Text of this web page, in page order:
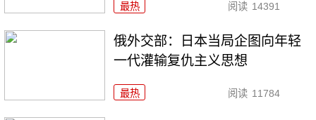
最热 阅读 14391
俄外交部：日本当局企图向年轻
一代灌输复仇主义思想
最热 阅读 11784